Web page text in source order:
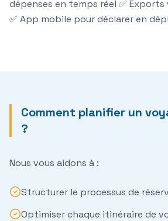
dépenses en temps réel ✅
✅ App mobile pour déclarer en
Comment planifier un
?
Nous vous aidons à :
Structurer le processus de
Optimiser chaque itinéraire de